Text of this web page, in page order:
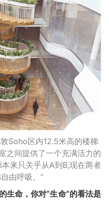
Soho区内12.5米高的楼梯
之间提供了一个充满活力的
来只关乎从A到B,现在两者
由呼吸。”
生命，你对“生命”的看法是